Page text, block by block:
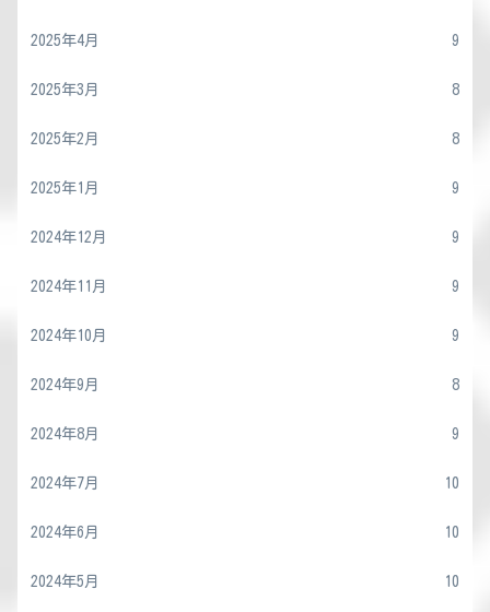
2025年4月 9
2025年3月 8
2025年2月 8
2025年1月 9
2024年12月 9
2024年11月 9
2024年10月 9
2024年9月 8
2024年8月 9
2024年7月 10
2024年6月 10
2024年5月 10